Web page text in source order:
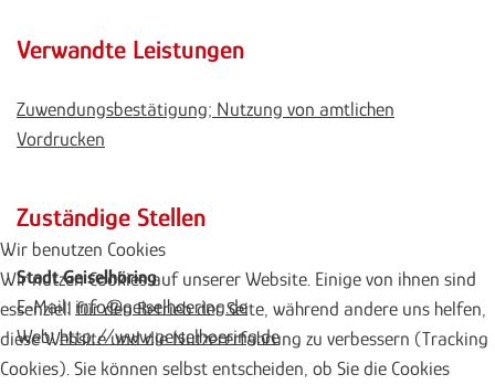
Verwandte Leistungen
Zuwendungsbestätigung; Nutzung von amtlichen
Vordrucken
Zuständige Stellen
Stadt Geiselhöring
E-Mail: info@geiselhoering.de
Web:http://www.geiselhoering.de
Wir benutzen Cookies
Wir nutzen Cookies auf unserer Website. Einige von ihnen sind
essenziell für den Betrieb der Seite, während andere uns helfen,
diese Website und die Nutzererfahrung zu verbessern (Tracking
Cookies). Sie können selbst entscheiden, ob Sie die Cookies